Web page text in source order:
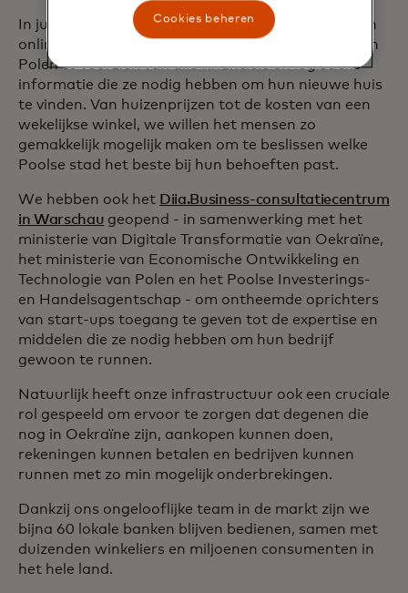
In juli vorig jaar lanceerden weWhere To Stay
- een
online platform dat is ontworpen om Oekraïners in
Polen te voorzien van alle financiële en logistieke
informatie die ze nodig hebben om hun nieuwe huis
te vinden. Van huizenprijzen tot de kosten van een
wekelijkse winkel, we willen het mensen zo
gemakkelijk mogelijk maken om te beslissen welke
Poolse stad het beste bij hun behoeften past.
We hebben ook het Diia.Business-consultatiecentrum
in Warschau geopend - in samenwerking met het
ministerie van Digitale Transformatie van Oekraïne,
het ministerie van Economische Ontwikkeling en
Technologie van Polen en het Poolse Investerings-
en Handelsagentschap - om ontheemde oprichters
van start-ups toegang te geven tot de expertise en
middelen die ze nodig hebben om hun bedrijf
gewoon te runnen.
Natuurlijk heeft onze infrastructuur ook een cruciale
rol gespeeld om ervoor te zorgen dat degenen die
nog in Oekraïne zijn, aankopen kunnen doen,
rekeningen kunnen betalen en bedrijven kunnen
runnen met zo min mogelijk onderbrekingen.
Dankzij ons ongelooflijke team in de markt zijn we
bijna 60 lokale banken blijven bedienen, samen met
duizenden winkeliers en miljoenen consumenten in
het hele land.
Cookies beheren